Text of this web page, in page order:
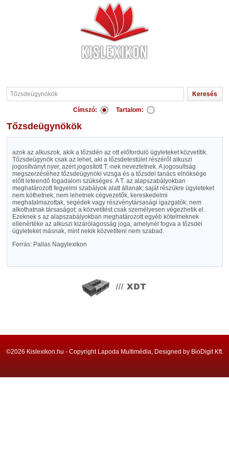
Címszó: Tartalom:
Tőzsdeügynökök
azok az alkuszok, akik a tőzsdén az ott előforduló ügyleteket közvetítik.
Tőzsdeügynök csak az lehet, aki a tőzsdetestület részéről alkuszi
jogosítványt nyer, azért jogosított T.-nek neveztetnek. A jogosultság
megszerzéséhez tőzsdeügynöki vizsga és a tőzsdei tanács elnöksége
előtt leteendő fogadalom szükséges. A T. az alapszabályokban
meghatározott fegyelmi szabályok alatt állanak; saját részükre ügyleteket
nem köthetnek; nem lehetnek cégvezetők, kereskedelmi
meghatalmazottak, segédek vagy részvénytársasági igazgatók; nem
alkothatnak társaságot; a közvetítést csak személyesen végezhetik el.
Ezeknek s az alapszabályokban meghatározott egyéb kötelmeknek
ellenértéke az alkuszi kizárólagosság joga, amelynél fogva a tőzsdei
ügyleteket másnak, mint nekik közvetíteni nem szabad.
Forrás: Pallas Nagylexikon
©2026 Kislexikon.hu - Copyright Lapoda Multimédia, Designed by BioDigit Kft.